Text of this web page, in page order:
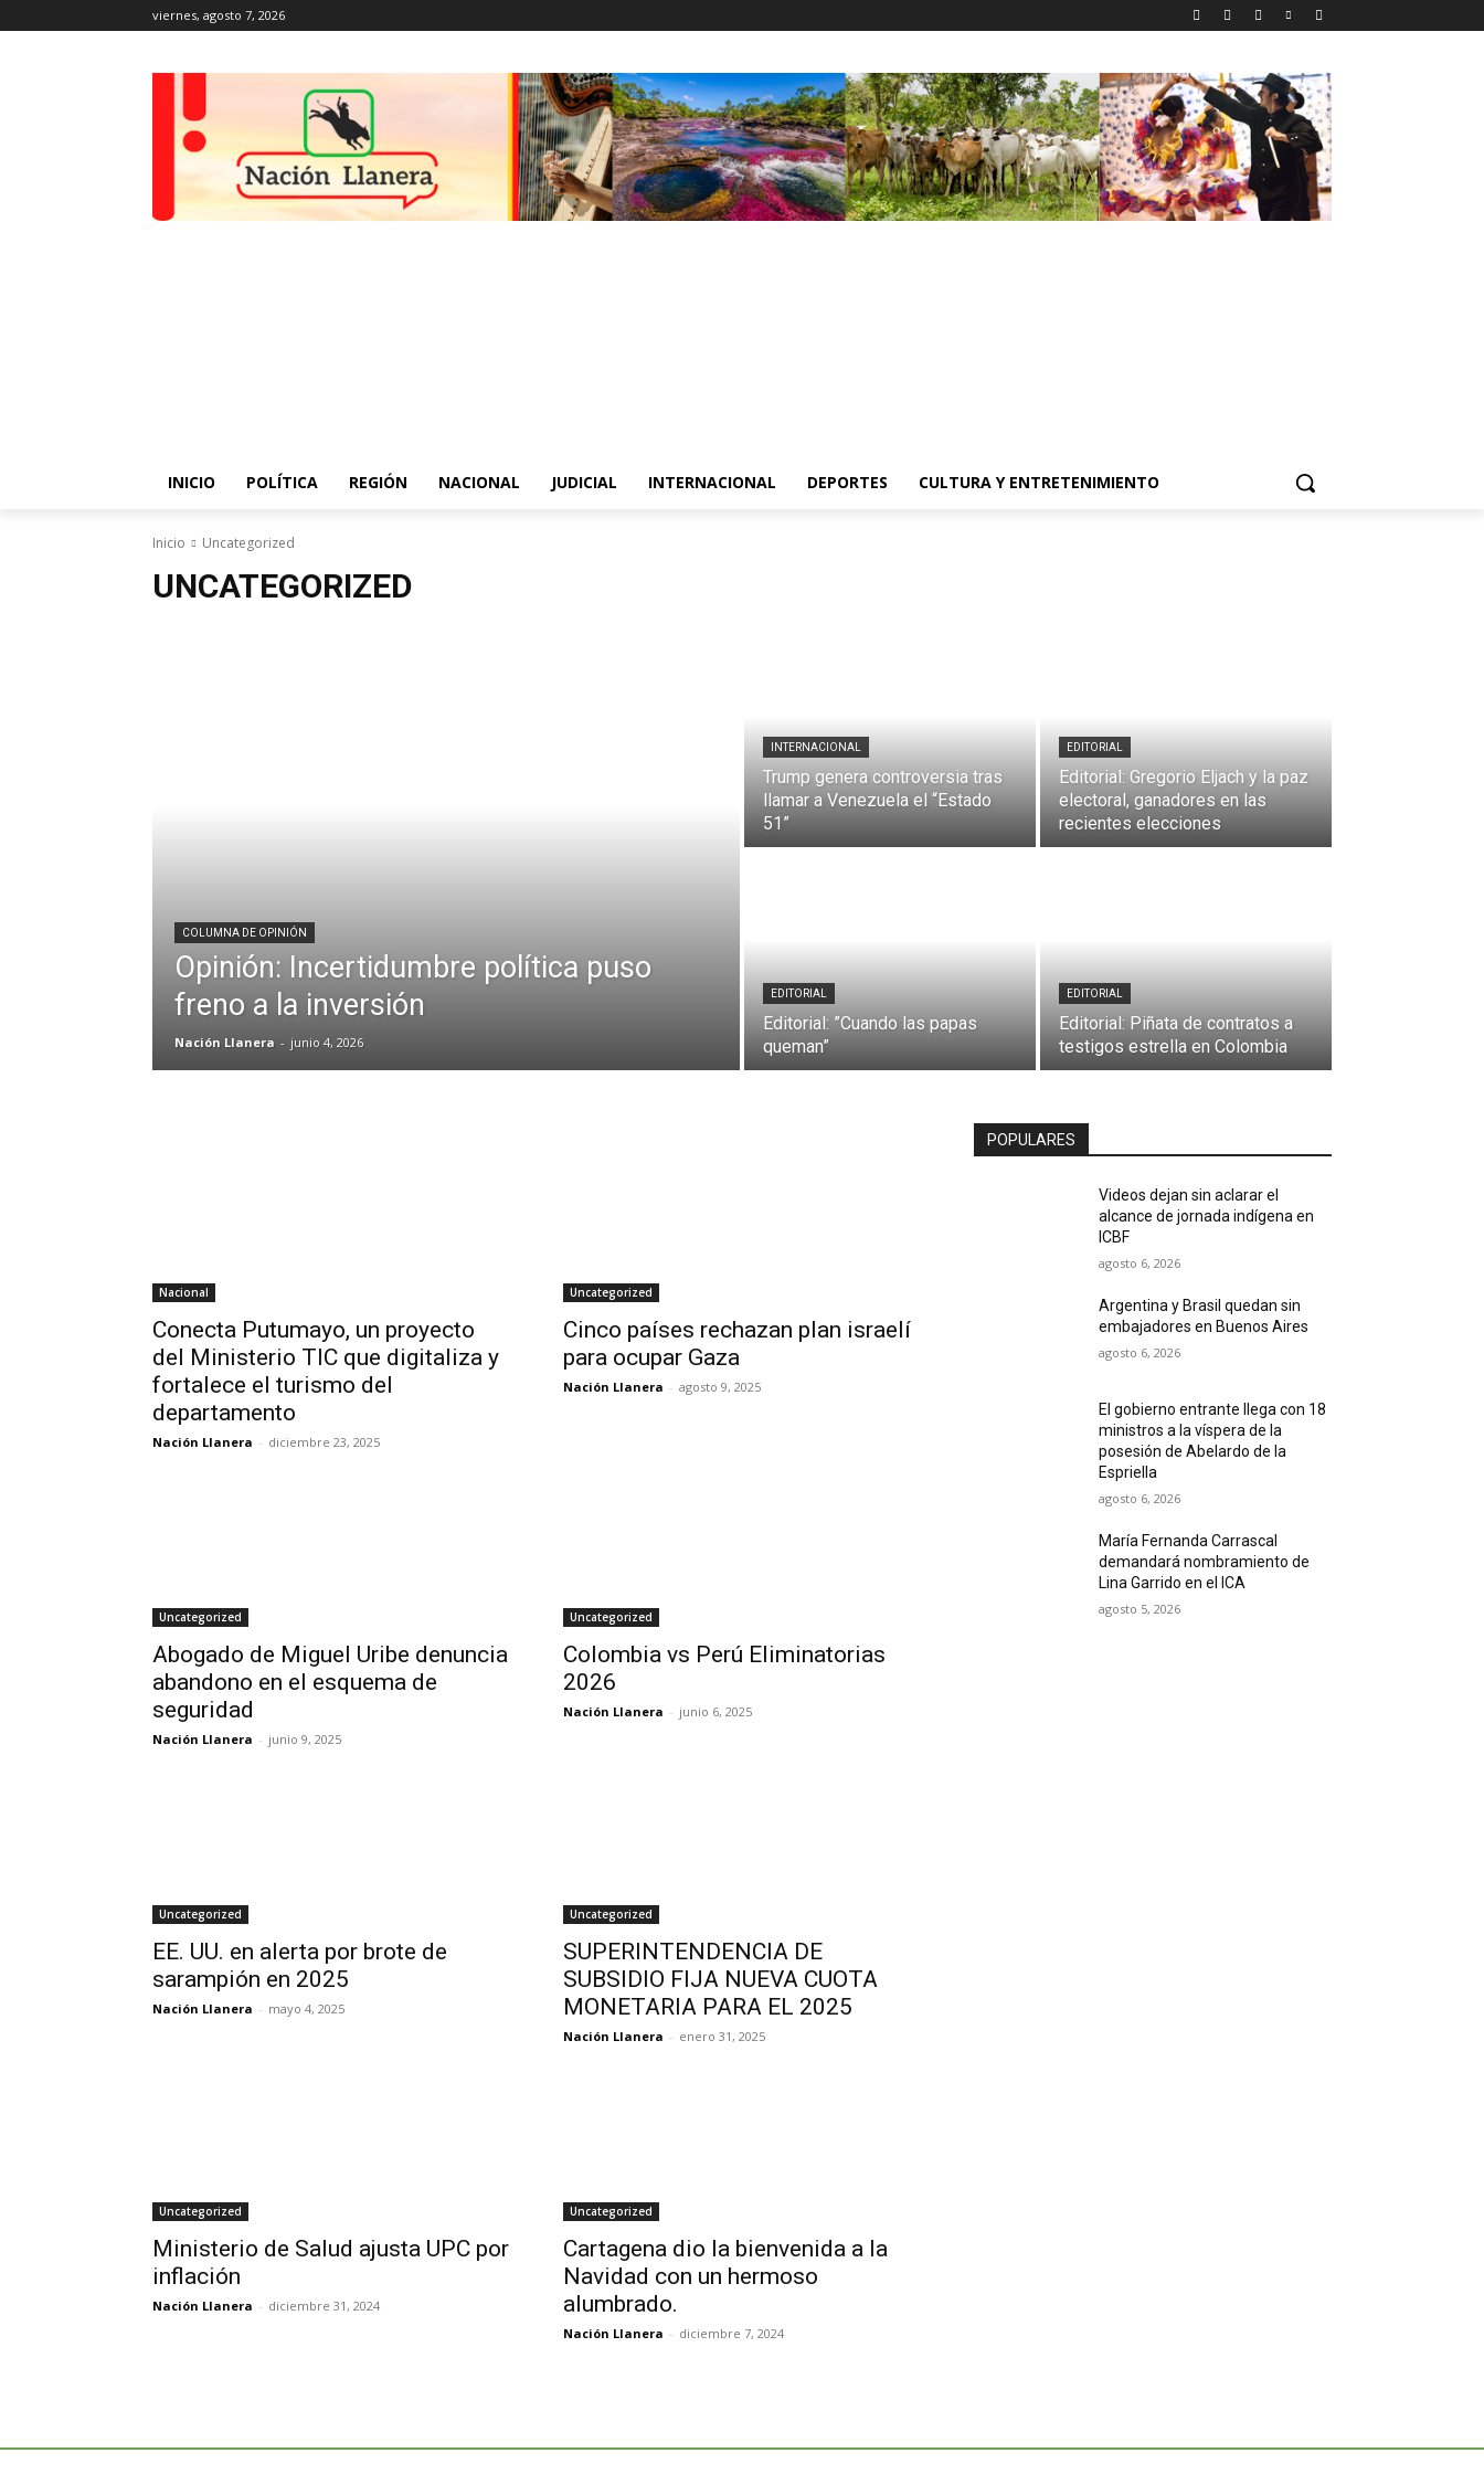
viernes, agosto 7, 2026
INICIO POLÍTICA REGIÓN NACIONAL JUDICIAL INTERNACIONAL DEPORTES CULTURA Y ENTRETENIMIENTO
Inicio Uncategorized
UNCATEGORIZED
COLUMNA DE OPINIÓN
Opinión: Incertidumbre política puso
freno a la inversión
Nación Llanera - junio 4, 2026
INTERNACIONAL
Trump genera controversia tras
llamar a Venezuela el “Estado
51”
EDITORIAL
Editorial: Gregorio Eljach y la paz
electoral, ganadores en las
recientes elecciones
EDITORIAL
Editorial: ”Cuando las papas
queman”
EDITORIAL
Editorial: Piñata de contratos a
testigos estrella en Colombia
Nacional
Conecta Putumayo, un proyecto
del Ministerio TIC que digitaliza y
fortalece el turismo del
departamento
Nación Llanera - diciembre 23, 2025
Uncategorized
Cinco países rechazan plan israelí
para ocupar Gaza
Nación Llanera - agosto 9, 2025
Uncategorized
Abogado de Miguel Uribe denuncia
abandono en el esquema de
seguridad
Nación Llanera - junio 9, 2025
Uncategorized
Colombia vs Perú Eliminatorias
2026
Nación Llanera - junio 6, 2025
Uncategorized
EE. UU. en alerta por brote de
sarampión en 2025
Nación Llanera - mayo 4, 2025
Uncategorized
SUPERINTENDENCIA DE
SUBSIDIO FIJA NUEVA CUOTA
MONETARIA PARA EL 2025
Nación Llanera - enero 31, 2025
Uncategorized
Ministerio de Salud ajusta UPC por
inflación
Nación Llanera - diciembre 31, 2024
Uncategorized
Cartagena dio la bienvenida a la
Navidad con un hermoso
alumbrado.
Nación Llanera - diciembre 7, 2024
POPULARES
Videos dejan sin aclarar el
alcance de jornada indígena en
ICBF
agosto 6, 2026
Argentina y Brasil quedan sin
embajadores en Buenos Aires
agosto 6, 2026
El gobierno entrante llega con 18
ministros a la víspera de la
posesión de Abelardo de la
Espriella
agosto 6, 2026
María Fernanda Carrascal
demandará nombramiento de
Lina Garrido en el ICA
agosto 5, 2026